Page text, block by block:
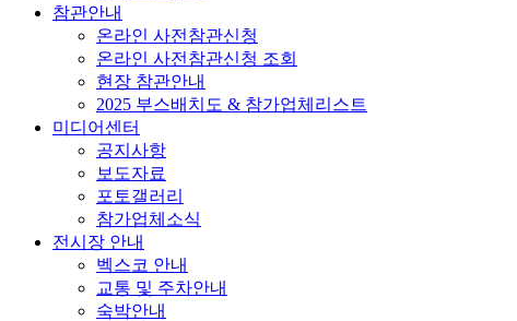
참관안내
온라인 사전참관신청
온라인 사전참관신청 조회
현장 참관안내
2025 부스배치도 & 참가업체리스트
미디어센터
공지사항
보도자료
포토갤러리
참가업체소식
전시장 안내
벡스코 안내
교통 및 주차안내
숙박안내